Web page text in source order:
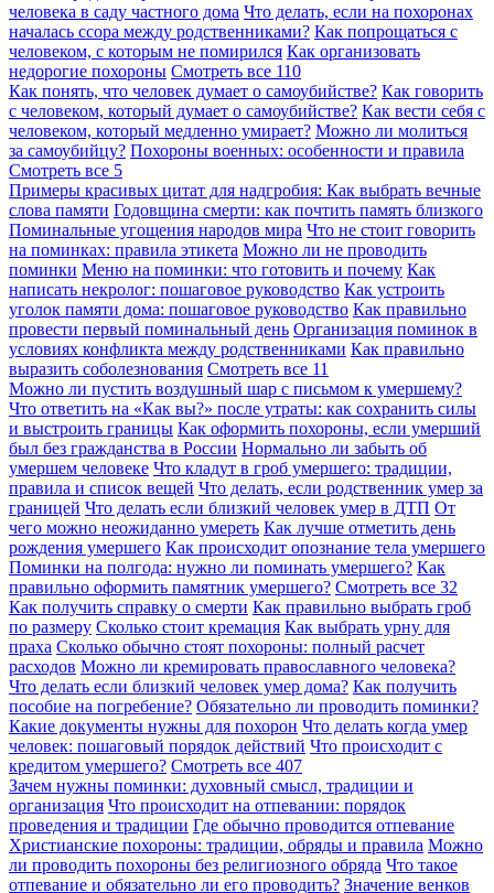
человека в саду частного дома Что делать, если на похоронах
началась ссора между родственниками? Как попрощаться с
человеком, с которым не помирился Как организовать
недорогие похороны Смотреть все 110
Как понять, что человек думает о самоубийстве? Как говорить
с человеком, который думает о самоубийстве? Как вести себя с
человеком, который медленно умирает? Можно ли молиться
за самоубийцу? Похороны военных: особенности и правила
Смотреть все 5
Примеры красивых цитат для надгробия: Как выбрать вечные
слова памяти Годовщина смерти: как почтить память близкого
Поминальные угощения народов мира Что не стоит говорить
на поминках: правила этикета Можно ли не проводить
поминки Меню на поминки: что готовить и почему Как
написать некролог: пошаговое руководство Как устроить
уголок памяти дома: пошаговое руководство Как правильно
провести первый поминальный день Организация поминок в
условиях конфликта между родственниками Как правильно
выразить соболезнования Смотреть все 11
Можно ли пустить воздушный шар с письмом к умершему?
Что ответить на «Как вы?» после утраты: как сохранить силы
и выстроить границы Как оформить похороны, если умерший
был без гражданства в России Нормально ли забыть об
умершем человеке Что кладут в гроб умершего: традиции,
правила и список вещей Что делать, если родственник умер за
границей Что делать если близкий человек умер в ДТП От
чего можно неожиданно умереть Как лучше отметить день
рождения умершего Как происходит опознание тела умершего
Поминки на полгода: нужно ли поминать умершего? Как
правильно оформить памятник умершего? Смотреть все 32
Как получить справку о смерти Как правильно выбрать гроб
по размеру Сколько стоит кремация Как выбрать урну для
праха Сколько обычно стоят похороны: полный расчет
расходов Можно ли кремировать православного человека?
Что делать если близкий человек умер дома? Как получить
пособие на погребение? Обязательно ли проводить поминки?
Какие документы нужны для похорон Что делать когда умер
человек: пошаговый порядок действий Что происходит с
кредитом умершего? Смотреть все 407
Зачем нужны поминки: духовный смысл, традиции и
организация Что происходит на отпевании: порядок
проведения и традиции Где обычно проводится отпевание
Христианские похороны: традиции, обряды и правила Можно
ли проводить похороны без религиозного обряда Что такое
отпевание и обязательно ли его проводить? Значение венков